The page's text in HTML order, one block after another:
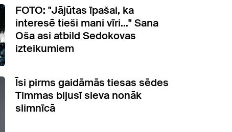
FOTO: "Jājūtas īpašai, ka
interesē tieši mani vīri..." Sana
Oša asi atbild Sedokovas
izteikumiem
Īsi pirms gaidāmās tiesas sēdes
Timmas bijusī sieva nonāk
slimnīcā